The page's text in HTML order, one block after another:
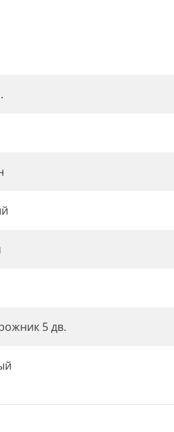
5 дв.